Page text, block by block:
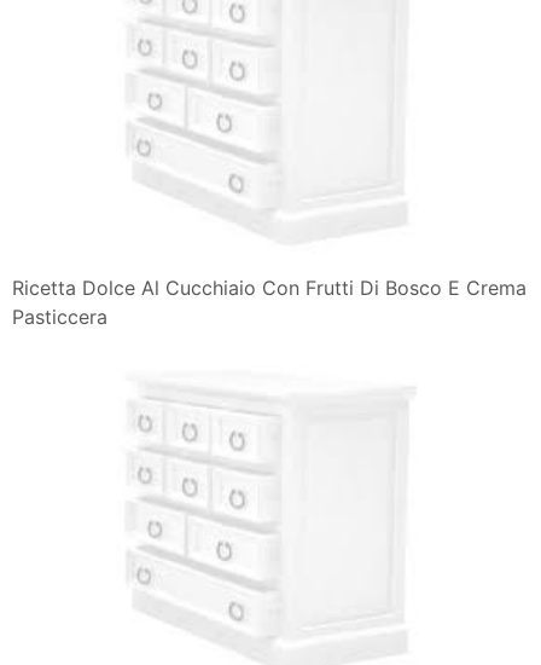
Ricetta Dolce Al Cucchiaio Con Frutti Di Bosco E Crema
Pasticcera